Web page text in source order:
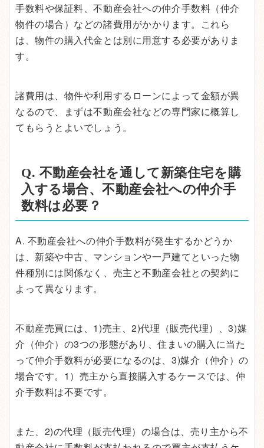
手数料や保証料、不動産会社への仲介手数料（仲介
物件の場合）などの諸費用がかかります。これら
は、物件の購入代金とは別に用意する必要がありま
す。
諸費用は、物件や利用するローンによって金額が異
なるので、まずは不動産会社などの専門家に概算し
てもらうとよいでしょう。
Q. 不動産会社を通して新築住宅を購
入する場合、不動産会社への仲介手
数料は必要？
A. 不動産会社への仲介手数料が発生するかどうか
は、新築や中古、マンションや一戸建てといった物
件種別には関係なく、売主と不動産会社との契約に
よって異なります。
不動産売買には、1)売主、2)代理（販売代理）、3)媒
介（仲介）の3つの形態があり、住まいの購入に当た
って仲介手数料が必要になるのは、3)媒介（仲介）の
場合です。1）売主から直接購入するケースでは、仲
介手数料は不要です。
また、2)の代理（販売代理）の場合は、売り主から不